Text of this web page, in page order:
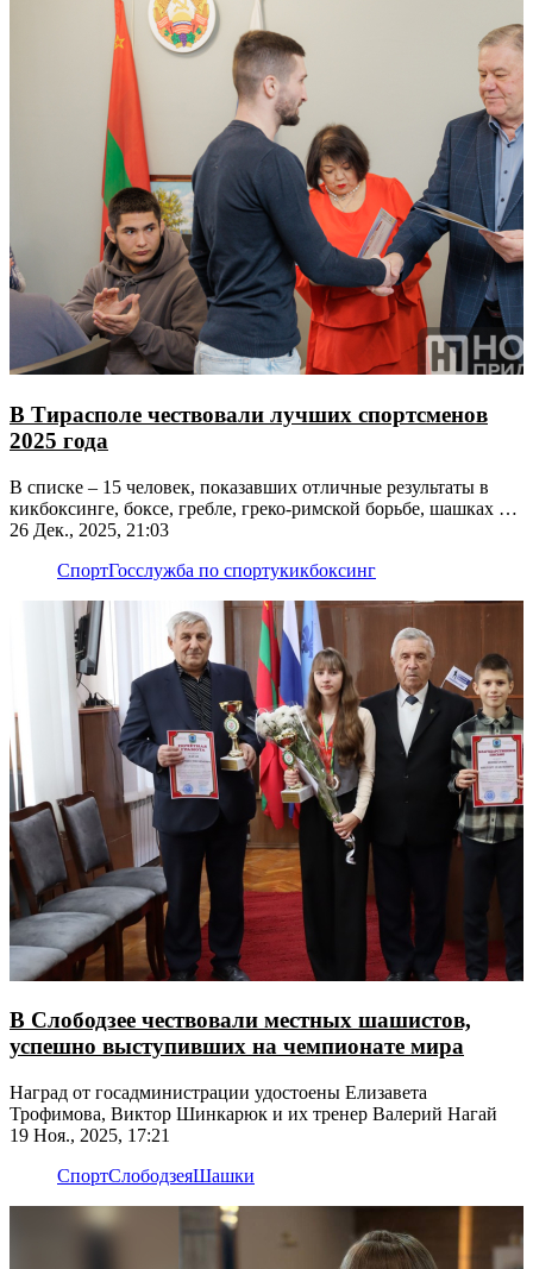
В Тирасполе чествовали лучших спортсменов
2025 года
В списке – 15 человек, показавших отличные результаты в
кикбоксинге, боксе, гребле, греко-римской борьбе, шашках и
парапауэрлифтинге
26 Дек., 2025, 21:03
СпортГосслужба по спортукикбоксинг
В Слободзее чествовали местных шашистов,
успешно выступивших на чемпионате мира
Наград от госадминистрации удостоены Елизавета
Трофимова, Виктор Шинкарюк и их тренер Валерий Нагай
19 Ноя., 2025, 17:21
СпортСлободзеяШашки